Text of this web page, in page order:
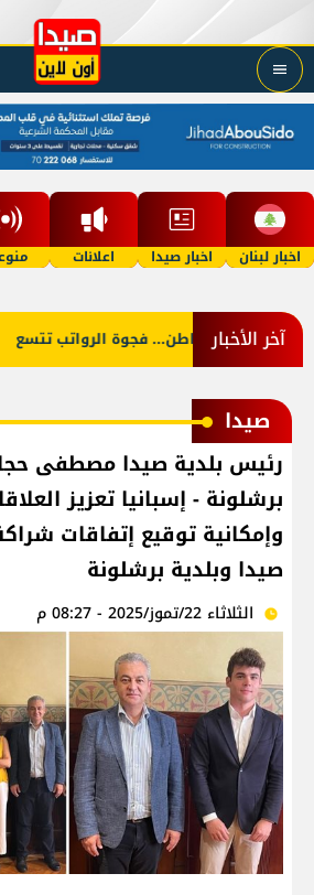
اخبار لبنان اخبار صيدا اعلانات
آخر الأخبار
والمواطن... فجوة الرواتب تتسع
صيدا
رئيس بلدية صيدا مصطفى
برشلونة - إسبانيا تعزيز
وإمكانية توقيع إتفاقات
صيدا وبلدية برشلونة
الثلاثاء 22/تموز/2025 - 08:27 م